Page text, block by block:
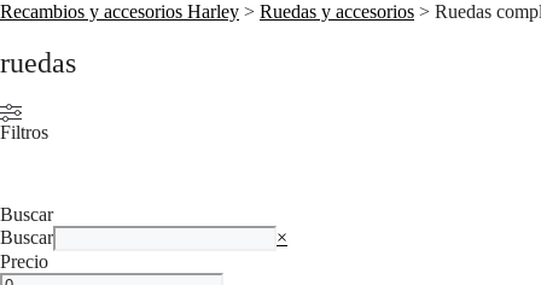
Recambios y accesorios Harley > Ruedas y accesorios > Ruedas
ruedas
Filtros
Buscar
Buscar
×
Precio